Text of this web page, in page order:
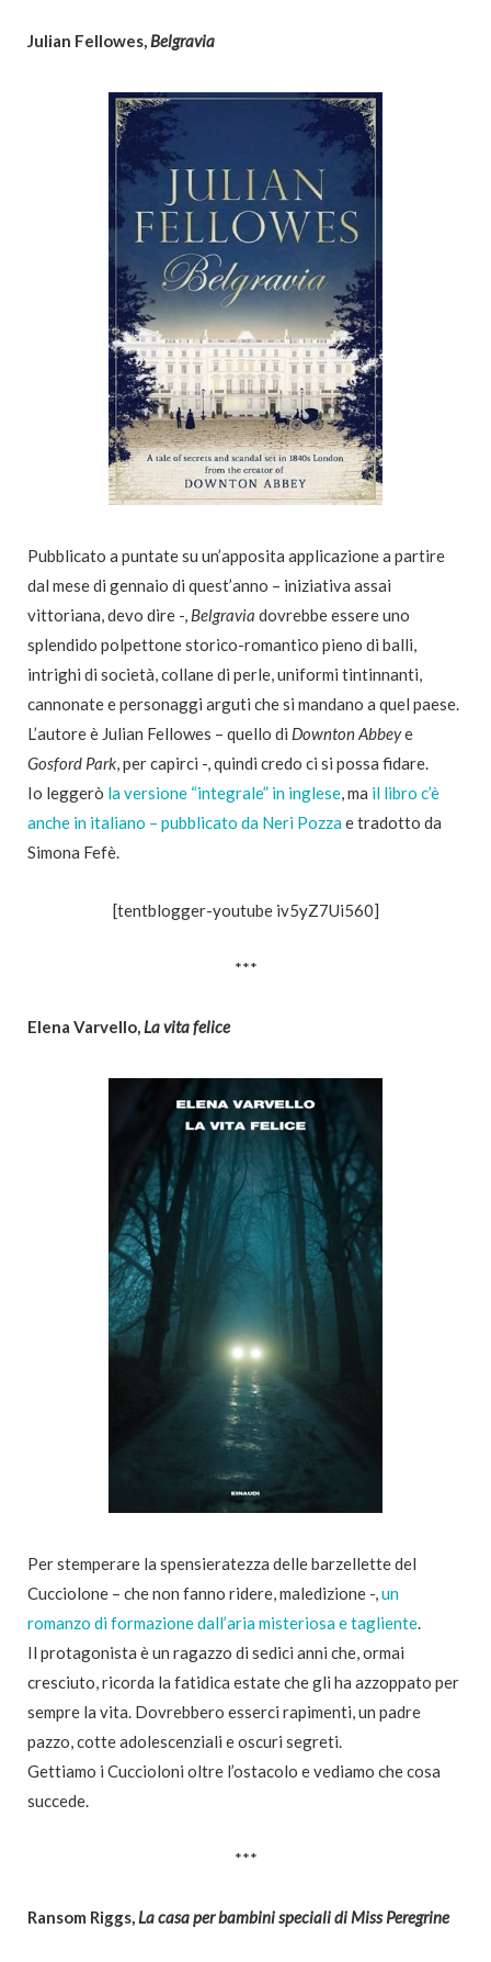
Julian Fellowes,Belgravia
Pubblicato a puntate su un’apposita applicazione a partire
dal mese di gennaio di quest’anno – iniziativa assai
vittoriana, devo dire -, Belgravia dovrebbe essere uno
splendido polpettone storico-romantico pieno di balli,
intrighi di società, collane di perle, uniformi tintinnanti,
cannonate e personaggi arguti che si mandano a quel paese.
L’autore è Julian Fellowes – quello di Downton Abbeye
Gosford Park, per capirci -, quindi credo ci si possa fidare.
Io leggerò la versione “integrale” in inglese, ma il libro c’è
anche in italiano – pubblicato da Neri Pozzae tradotto da
Simona Fefè.
[tentblogger-youtube iv5yZ7Ui560]
***
Elena Varvello,La vita felice
Per stemperare la spensieratezza delle barzellette del
Cucciolone – che non fanno ridere, maledizione -,un
romanzo di formazione dall’aria misteriosa e tagliente.
Il protagonista è un ragazzo di sedici anni che, ormai
cresciuto, ricorda la fatidica estate che gli ha azzoppato per
sempre la vita. Dovrebbero esserci rapimenti, un padre
pazzo, cotte adolescenziali e oscuri segreti.
Gettiamo i Cuccioloni oltre l’ostacolo e vediamo che cosa
succede.
***
Ransom Riggs,La casa per bambini speciali di Miss Peregrine